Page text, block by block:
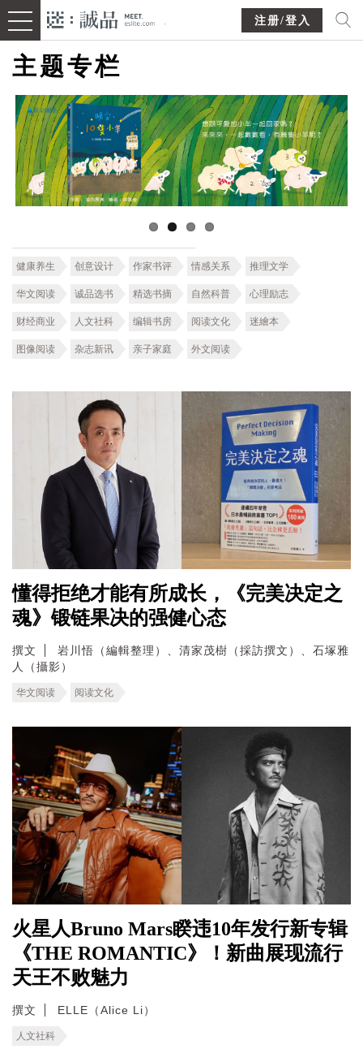
注册/登入
主题专栏
健康养生 创意设计 作家书评 情感关系 推理文学
华文阅读 诚品选书 精选书摘 自然科普 心理励志
财经商业 人文社科 编辑书房 阅读文化 迷繪本
图像阅读 杂志新讯 亲子家庭 外文阅读
懂得拒绝才能有所成长，《完美决定之
魂》锻链果决的强健心态
撰文
岩川悟（編輯整理）、清家茂樹（採訪撰文）、石塚雅
人（攝影）
华文阅读 阅读文化
火星人Bruno Mars睽违10年发行新专辑
《THE ROMANTIC》！新曲展现流行
天王不败魅力
撰文 ELLE（Alice Li）
人文社科